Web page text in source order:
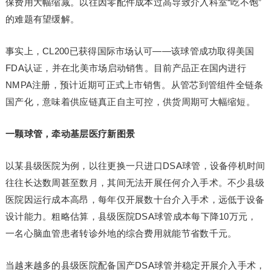
保费用大幅缩减。以往因零配件成本过高导致介入科室“吃不饱”
的难题有望缓解。
事实上，CL200已获得国际市场认可——该球管成功取得美国
FDA认证，并在北美市场启动销售。目前产品正在国内进行
NMPA注册，预计近期可正式上市销售。从管芯到管组件全链条
国产化，意味着供应链真正自主可控，供货周期可大幅缩短。
一颗球管，牵动基层医疗新图景
以某县级医院为例，以往更换一只进口DSA球管，设备停机时间
往往长达数周甚至数月，其间无法开展任何介入手术。不少县级
医院因运行成本高昂，每年仅开展数十台介入手术，远低于设备
设计能力。粗略估算，县级医院DSA球管成本每下降10万元，
一名心脑血管患者转诊外地的综合费用就能节省数千元。
当越来越多的县级医院配备国产DSA球管并稳定开展介入手术，